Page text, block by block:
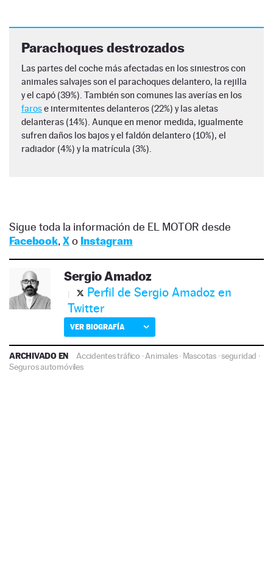
Parachoques destrozados
Las partes del coche más afectadas en los siniestros con
animales salvajes son el parachoques delantero, la rejilla
y el capó (39%). También son comunes las averías en los
farose intermitentes delanteros (22%) y las aletas
delanteras (14%). Aunque en menor medida, igualmente
sufren daños los bajos y el faldón delantero (10%), el
radiador (4%) y la matrícula (3%).
Sigue toda la información de EL MOTOR desde
Facebook, Xo Instagram
Sergio Amadoz
Perfil de Sergio Amadoz en
Twitter
VER BIOGRAFÍA
ARCHIVADO EN Accidentes tráfico ·Animales· Mascotas·seguridad ·
Seguros automóviles